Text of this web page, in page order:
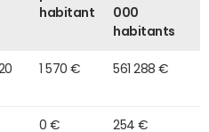
habitant
000
habitants
1 570 € 561 288 €
0 € 254 €